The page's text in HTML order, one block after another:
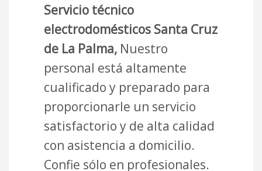
Servicio técnico
electrodomésticos Santa Cruz
de La Palma, Nuestro
personal está altamente
cualificado y preparado para
proporcionarle un servicio
satisfactorio y de alta calidad
con asistencia a domicilio.
Confie sólo en profesionales.